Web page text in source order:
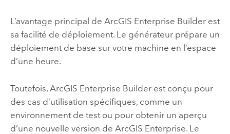
L’avantage principal de ArcGIS Enterprise Builderest
sa facilité de déploiement. Le générateur prépare un
déploiement de base sur votre machine en l’espace
d’une heure.
Toutefois, ArcGIS Enterprise Builderest conçu pour
des cas d’utilisation spécifiques, comme un
environnement de test ou pour obtenir un aperçu
d’une nouvelle version de ArcGIS Enterprise. Le